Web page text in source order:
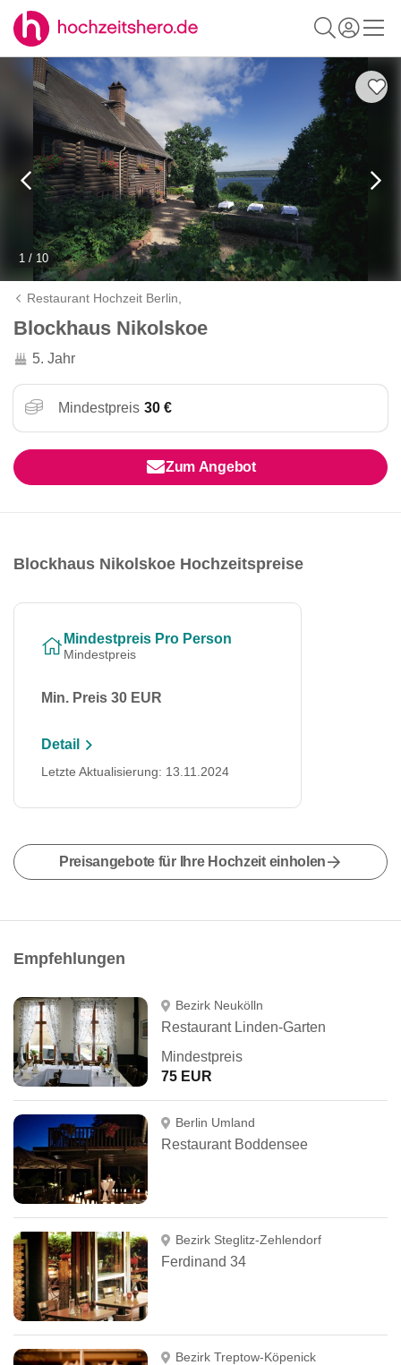
1 / 10
Restaurant Hochzeit Berlin,
Blockhaus Nikolskoe
5. Jahr
Mindestpreis 30 €
Zum Angebot
Blockhaus Nikolskoe Hochzeitspreise
Mindestpreis Pro Person
Mindestpreis
Min. Preis 30 EUR
Detail
Letzte Aktualisierung: 13.11.2024
Preisangebote für Ihre Hochzeit einholen
Empfehlungen
Bezirk Neukölln
Restaurant Linden-Garten
Mindestpreis
75 EUR
Berlin Umland
Restaurant Boddensee
Bezirk Steglitz-Zehlendorf
Ferdinand 34
Bezirk Treptow-Köpenick